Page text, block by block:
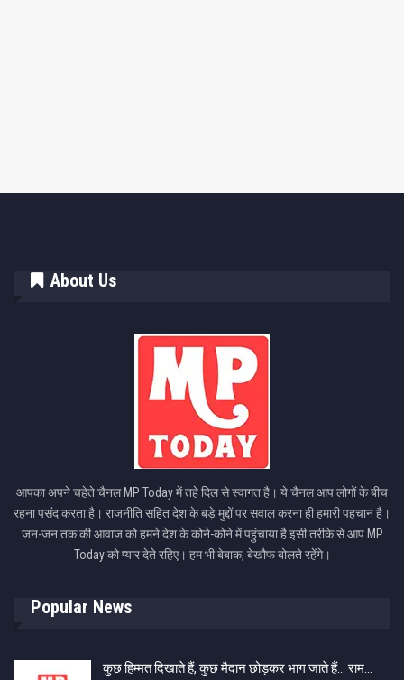
About Us
आपका अपने चहेते चैनल MP Today में तहे दिल से स्वागत है। ये चैनल आप लोगों के बीच
रहना पसंद करता है। राजनीति सहित देश के बड़े मुद्दों पर सवाल करना ही हमारी पहचान है।
जन-जन तक की आवाज को हमने देश के कोने-कोने में पहुंचाया है इसी तरीके से आप MP
Today को प्यार देते रहिए। हम भी बेबाक, बेखौफ बोलते रहेंगे।
Popular News
कुछ हिम्मत दिखाते हैं, कुछ मैदान छोड़कर भाग जाते हैं… राम…